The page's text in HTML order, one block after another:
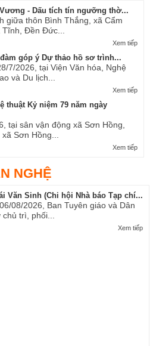
- Dấu tích tín ngưỡng thờ...
giữa thôn Bình Thắng, xã Cẩm
Đền Đức...
Xem tiếp
góp ý Dự thảo hồ sơ trình...
7/2026, tại Viện Văn hóa, Nghệ
và Du lịch...
Xem tiếp
thuật Kỷ niệm 79 năm ngày
tại sân vận động xã Sơn Hồng,
Sơn Hồng...
Xem tiếp
NGHỆ
Văn Sinh (Chi hội Nhà báo Tạp chí...
08/2026, Ban Tuyên giáo và Dân
trì, phối...
Xem tiếp